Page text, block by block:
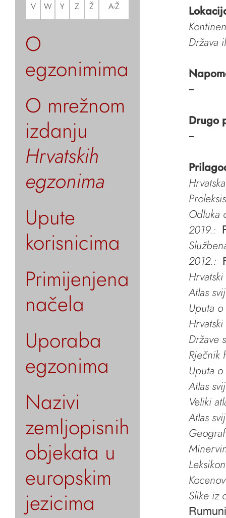
V W Y Z Ž A-Ž
O
egzonimima
O mrežnom
izdanju
Hrvatskih
egzonima
Upute
korisnicima
Primijenjena
načela
Uporaba
egzonima
Nazivi
zemljopisnih
objekata u
europskim
jezicima
Država
–
Drugo
–
Odluka
2019.:
2012.:
Atlas
Uputa
Države
Rječnik
Uputa
Atlas
Veliki
Atlas
Slike iz